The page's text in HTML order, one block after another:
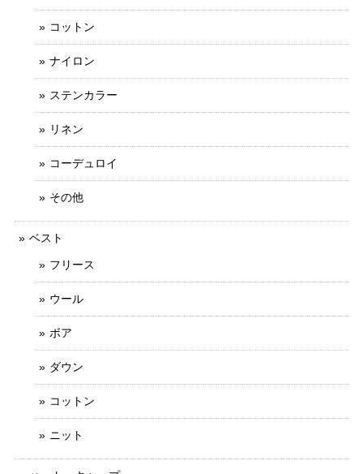
コットン
ナイロン
ステンカラー
リネン
コーデュロイ
その他
ベスト
フリース
ウール
ボア
ダウン
コットン
ニット